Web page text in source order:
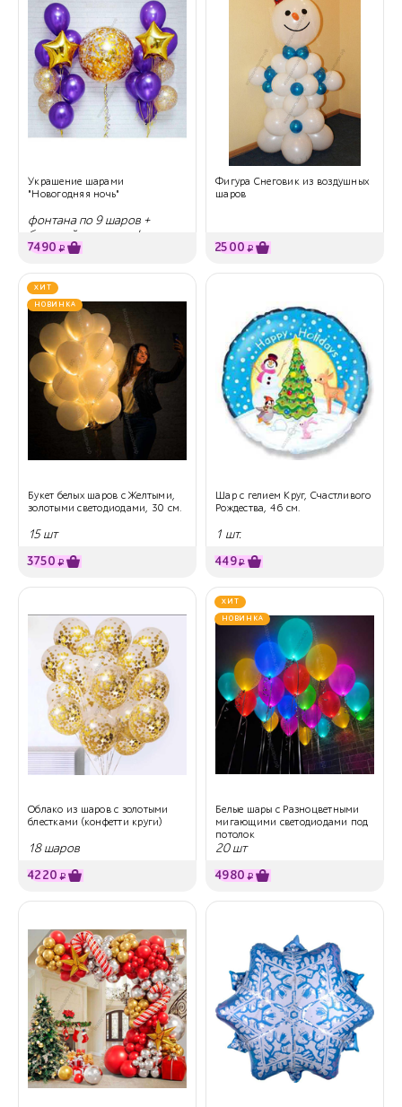
Украшение шарами
"Новогодняя ночь"
фонтана по 9 шаров +
большой шар с конфетти
7490 ₽
Фигура Снеговик из воздушных
шаров
2500 ₽
ХИТ
НОВИНКА
Букет белых шаров с Желтыми,
золотыми светодиодами, 30 см.
15 шт
3750 ₽
Шар с гелием Круг, Счастливого
Рождества, 46 см.
1 шт.
449₽
Облако из шаров с золотыми
блестками (конфетти круги)
18 шаров
4220 ₽
ХИТ
НОВИНКА
Белые шары с Разноцветными
мигающими светодиодами под
потолок
20 шт
4980 ₽